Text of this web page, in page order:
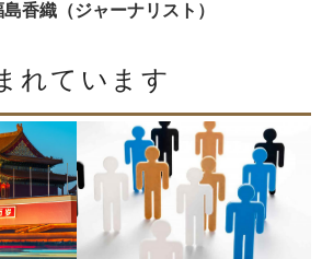
島香織（ジャーナリスト）
れています